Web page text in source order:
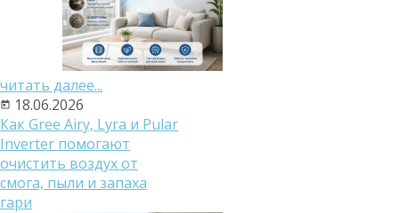
читать далее...
18.06.2026
Как Gree Airy, Lyra и Pular
Inverter помогают
очистить воздух от
смога, пыли и запаха
гари